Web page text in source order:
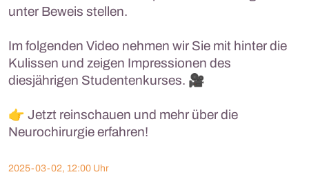
unter Beweis stellen.
Im folgenden Video nehmen wir Sie mit hinter die
Kulissen und zeigen Impressionen des
diesjährigen Studentenkurses. 🎥
👉 Jetzt reinschauen und mehr über die
Neurochirurgie erfahren!
2025-03-02, 12:00 Uhr